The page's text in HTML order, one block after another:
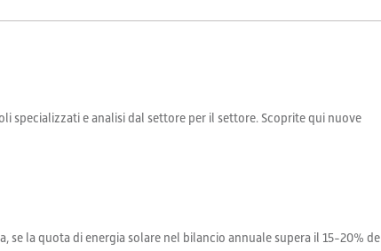
specializzati e analisi dal settore per il settore. Scoprite qui nuove
la quota di energia solare nel bilancio annuale supera il 15-20% del